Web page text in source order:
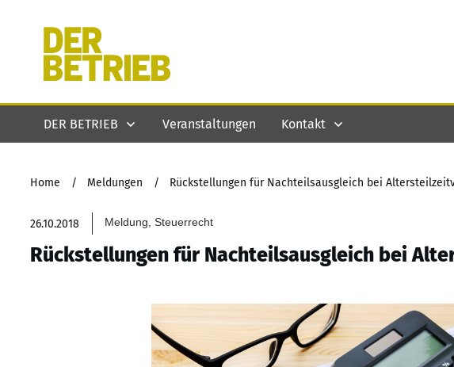
DER BETRIEB Veranstaltungen Kontakt
Home / Meldungen / Rückstellungen für Nachteilsausgleich bei
26.10.2018 Meldung, Steuerrecht
Rückstellungen für Nachteilsausgleich bei